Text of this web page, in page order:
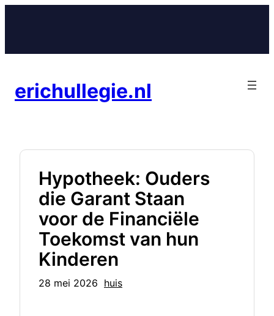
inhoud
erichullegie.nl
Hypotheek: Ouders
die Garant Staan
voor de Financiële
Toekomst van hun
Kinderen
28 mei 2026 huis